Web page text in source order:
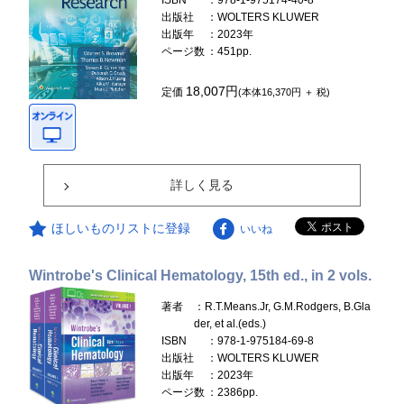
出版社
：WOLTERS KLUWER
出版年
：2023年
ページ数 ：451pp.
定価 18,007円(本体16,370円 ＋ 税)
詳しく見る
ほしいものリストに登録 いいね
Wintrobe's Clinical Hematology, 15th ed., in 2 vols.
著者
：R.T.Means.Jr, G.M.Rodgers, B.Gla
der, et al.(eds.)
ISBN
：978-1-975184-69-8
出版社
：WOLTERS KLUWER
出版年
：2023年
ページ数 ：2386pp.